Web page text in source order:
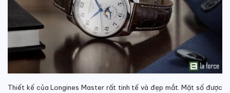
Thiết kế của Longines Master rất tinh tế và đẹp mắt. Mặt số được